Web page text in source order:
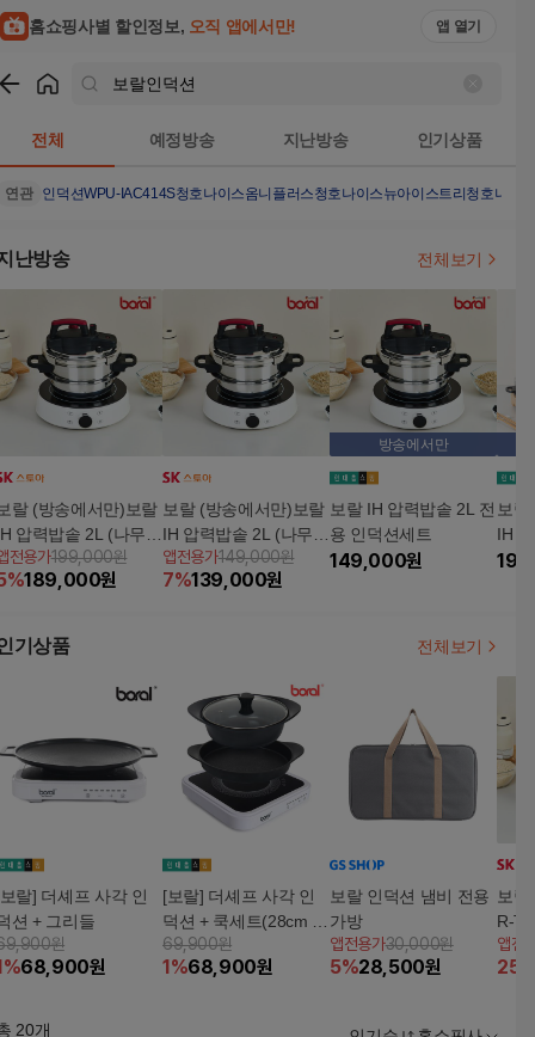
홈쇼핑사별 할인정보, 오직 앱에서만! 앱 열기
전체 예정방송 지난방송 인기상품
연관 인덕션WPU-IAC414S청호나이스옴니플러스청호나이스뉴아이스트리 청호나이
난방송 전체보기
랄 (방송에서만)보랄
압력밥솥 2L (나무받
) + IH 통 3중 스테인
스 냄비 3L + 전기 원
PC310 + BR-C260
전용가199,000원
%189,000원
보랄 (방송에서만)보랄
IH 압력밥솥 2L (나무받
침) BR-T21PC + 전기
원형 인덕션 BR-C260
앱전용가149,000원
7%139,000원
방송에서만
보랄 IH 압력밥솥 2L 전
용 인덕션세트
149,000원
보랄
IH
덕션
기상품 전체보기
랄] 더셰프 사각 인
션 + 그리들
원
%68,900원
[보랄] 더셰프 사각 인
덕션 + 쿡세트(28cm IH
캐서롤 + 24cm IH 전골
냄비 + 24cm 유리뚜껑)
69,900원
1%68,900원
보랄 인덕션 냄비 전용
가방
앱전용가30,000원
5%28,500원
보랄
R-
무
앱전
25
20개